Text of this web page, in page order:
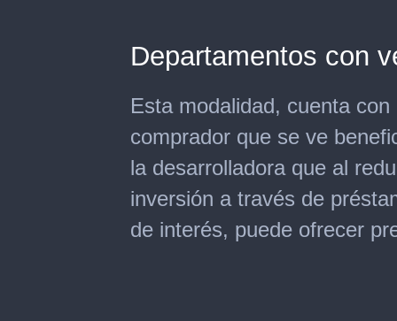
Departamentos con
Esta modalidad, cuenta
comprador que se ve
la desarrolladora que al
inversión a través de
de interés, puede ofrecer